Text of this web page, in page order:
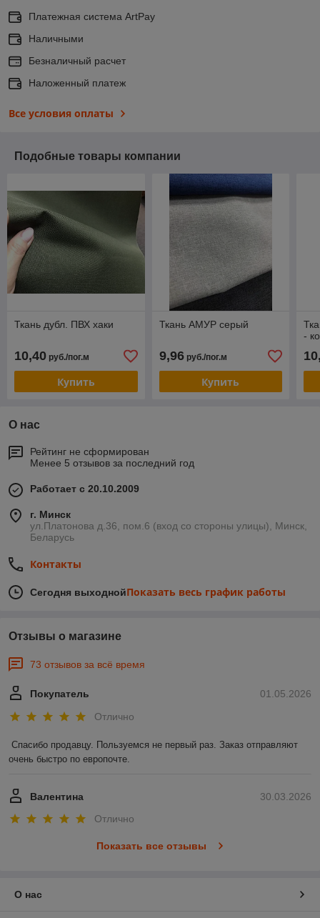
Платежная система ArtPay
Наличными
Безналичный расчет
Наложенный платеж
Все условия оплаты
Подобные товары компании
Ткань дубл. ПВХ хаки
10,40 руб./пог.м
Купить
Ткань АМУР серый
9,96руб./пог.м
Купить
-
О нас
Рейтинг не сформирован
Менее 5 отзывов за последний год
Работает с 20.10.2009
г. Минск
ул.Платонова д.36, пом.6 (вход со стороны улицы), Минск,
Беларусь
Контакты
Сегодня выходнойПоказать весь график работы
Отзывы о магазине
73 отзывов за всё время
01.05.2026
Покупатель
Отлично
Спасибо продавцу. Пользуемся не первый раз. Заказ отправляют
очень быстро по европочте.
30.03.2026
Валентина
Отлично
Показать все отзывы
О нас